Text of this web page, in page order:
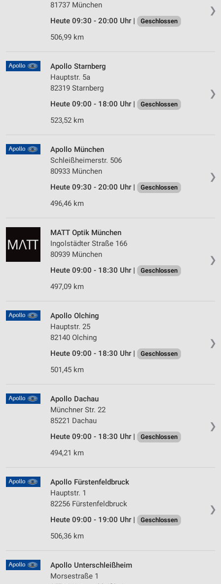
❯
81737 München
Heute 09:30 - 20:00 Uhr |
Geschlossen
506,99 km
❯
Apollo Starnberg
Hauptstr. 5a
82319 Starnberg
Heute 09:00 - 18:00 Uhr |
Geschlossen
523,52 km
❯
Apollo München
Schleißheimerstr. 506
80933 München
Heute 09:30 - 20:00 Uhr |
Geschlossen
496,46 km
❯
MATT Optik München
Ingolstädter Straße 166
80939 München
Heute 09:00 - 18:30 Uhr |
Geschlossen
497,09 km
❯
Apollo Olching
Hauptstr. 25
82140 Olching
Heute 09:00 - 18:30 Uhr |
Geschlossen
501,45 km
❯
Apollo Dachau
Münchner Str. 22
85221 Dachau
Heute 09:00 - 18:30 Uhr |
Geschlossen
494,21 km
❯
Apollo Fürstenfeldbruck
Hauptstr. 1
82256 Fürstenfeldbruck
Heute 09:00 - 19:00 Uhr |
Geschlossen
506,36 km
Apollo Unterschleißheim
Morsestraße 1